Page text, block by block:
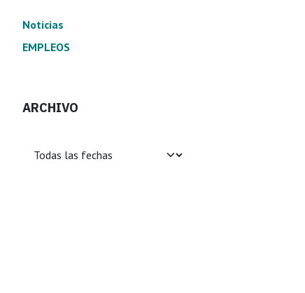
Noticias
EMPLEOS
ARCHIVO